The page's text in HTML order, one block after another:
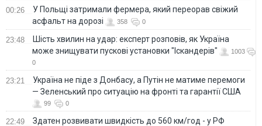
00:26
У Польщі затримали фермера, який переорав свіжий
асфальт на дорозі
358 0
23:48
Шість хвилин на удар: експерт розповів, як Україна
може знищувати пускові установки "Іскандерів"
1003
0
23:21
Україна не піде з Донбасу, а Путін не матиме перемоги
— Зеленський про ситуацію на фронті та гарантії США
99 0
22:49 Здатен розвивати швидкість до 560 км/год - у РФ